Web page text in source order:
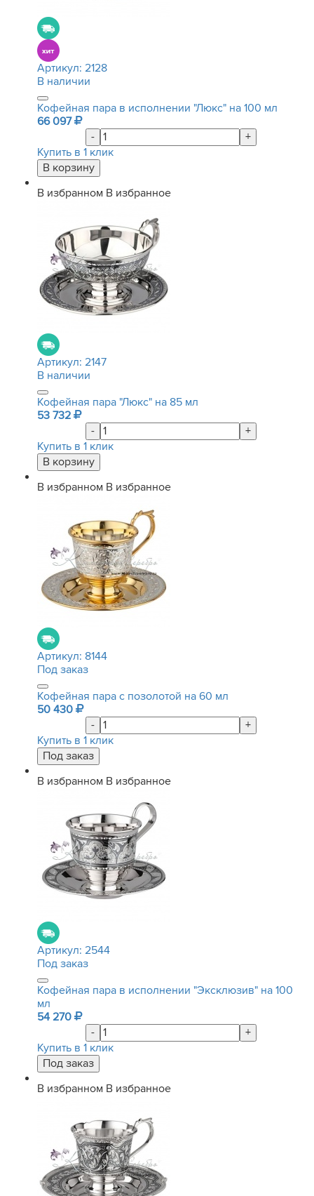
Артикул: 2128
В наличии
Кофейная пара в исполнении "Люкс" на 100 мл
66 097
-
+
Купить в 1 клик
В избранном В избранное
Артикул: 2147
В наличии
Кофейная пара "Люкс" на 85 мл
53 732
-
+
Купить в 1 клик
В избранном В избранное
Артикул: 8144
Под заказ
Кофейная пара с позолотой на 60 мл
50 430
-
+
Купить в 1 клик
В избранном В избранное
Артикул: 2544
Под заказ
Кофейная пара в исполнении "Эксклюзив" на 100
мл
54 270
-
+
Купить в 1 клик
В избранном В избранное